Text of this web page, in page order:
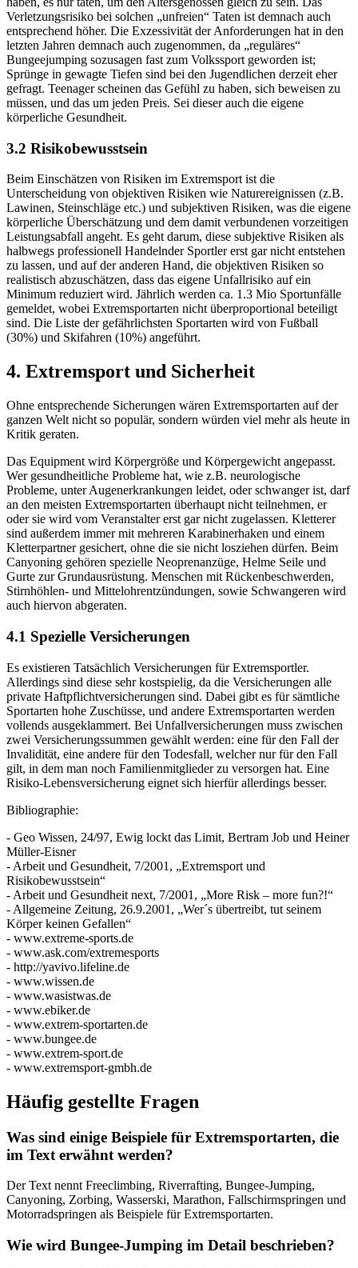
Verletzungsrisiko bei solchen „unfreien“ Taten ist demnach auch
entsprechend höher. Die Exzessivität der Anforderungen hat in den
letzten Jahren demnach auch zugenommen, da „reguläres“
Bungeejumping sozusagen fast zum Volkssport geworden ist;
Sprünge in gewagte Tiefen sind bei den Jugendlichen derzeit eher
gefragt. Teenager scheinen das Gefühl zu haben, sich beweisen zu
müssen, und das um jeden Preis. Sei dieser auch die eigene
körperliche Gesundheit.
3.2 Risikobewusstsein
Beim Einschätzen von Risiken im Extremsport ist die
Unterscheidung von objektiven Risiken wie Naturereignissen (z.B.
Lawinen, Steinschläge etc.) und subjektiven Risiken, was die eigene
körperliche Überschätzung und dem damit verbundenen vorzeitigen
Leistungsabfall angeht. Es geht darum, diese subjektive Risiken als
halbwegs professionell Handelnder Sportler erst gar nicht entstehen
zu lassen, und auf der anderen Hand, die objektiven Risiken so
realistisch abzuschätzen, dass das eigene Unfallrisiko auf ein
Minimum reduziert wird. Jährlich werden ca. 1.3 Mio Sportunfälle
gemeldet, wobei Extremsportarten nicht überproportional beteiligt
sind. Die Liste der gefährlichsten Sportarten wird von Fußball
(30%) und Skifahren (10%) angeführt.
4. Extremsport und Sicherheit
Ohne entsprechende Sicherungen wären Extremsportarten auf der
ganzen Welt nicht so populär, sondern würden viel mehr als heute in
Kritik geraten.
Das Equipment wird Körpergröße und Körpergewicht angepasst.
Wer gesundheitliche Probleme hat, wie z.B. neurologische
Probleme, unter Augenerkrankungen leidet, oder schwanger ist, darf
an den meisten Extremsportarten überhaupt nicht teilnehmen, er
oder sie wird vom Veranstalter erst gar nicht zugelassen. Kletterer
sind außerdem immer mit mehreren Karabinerhaken und einem
Kletterpartner gesichert, ohne die sie nicht losziehen dürfen. Beim
Canyoning gehören spezielle Neoprenanzüge, Helme Seile und
Gurte zur Grundausrüstung. Menschen mit Rückenbeschwerden,
Stirnhöhlen- und Mittelohrentzündungen, sowie Schwangeren wird
auch hiervon abgeraten.
4.1 Spezielle Versicherungen
Es existieren Tatsächlich Versicherungen für Extremsportler.
Allerdings sind diese sehr kostspielig, da die Versicherungen alle
private Haftpflichtversicherungen sind. Dabei gibt es für sämtliche
Sportarten hohe Zuschüsse, und andere Extremsportarten werden
vollends ausgeklammert. Bei Unfallversicherungen muss zwischen
zwei Versicherungssummen gewählt werden: eine für den Fall der
Invalidität, eine andere für den Todesfall, welcher nur für den Fall
gilt, in dem man noch Familienmitglieder zu versorgen hat. Eine
Risiko-Lebensversicherung eignet sich hierfür allerdings besser.
Bibliographie:
- Geo Wissen, 24/97, Ewig lockt das Limit, Bertram Job und Heiner
Müller-Eisner
- Arbeit und Gesundheit, 7/2001, „Extremsport und
Risikobewusstsein“
- Arbeit und Gesundheit next, 7/2001, „More Risk – more fun?!“
- Allgemeine Zeitung, 26.9.2001, „Wer´s übertreibt, tut seinem
Körper keinen Gefallen“
- www.extreme-sports.de
- www.ask.com/extremesports
- http://yavivo.lifeline.de
- www.wissen.de
- www.wasistwas.de
- www.ebiker.de
- www.extrem-sportarten.de
- www.bungee.de
- www.extrem-sport.de
- www.extremsport-gmbh.de
Häufig gestellte Fragen
Was sind einige Beispiele für Extremsportarten, die
im Text erwähnt werden?
Der Text nennt Freeclimbing, Riverrafting, Bungee-Jumping,
Canyoning, Zorbing, Wasserski, Marathon, Fallschirmspringen und
Motorradspringen als Beispiele für Extremsportarten.
Wie wird Bungee-Jumping im Detail beschrieben?